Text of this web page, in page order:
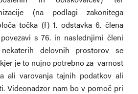
(na podlagi zakonitega
točka (f) 1. odstavka 6. člena
s 76. in naslednjimi členi
delovnih prostorov se
je to nujno potrebno za varnost
ali varovanja tajnih podatkov ali
Videonadzor nam bo v pomoč pri